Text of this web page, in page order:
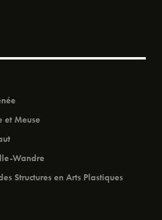
et Meuse
Wandre
Structures en Arts Plastiques